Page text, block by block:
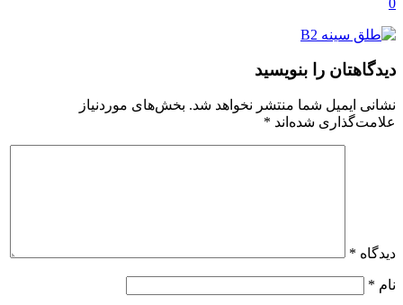
دیدگاهتان را بنویسید
نشانی ایمیل شما منتشر نخواهد شد. بخش‌های موردنیاز
علامت‌گذاری شده‌اند *
دیدگاه *
نام *